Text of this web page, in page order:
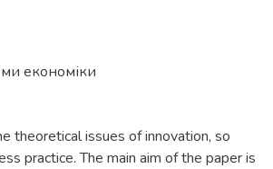
економіки
theoretical issues of innovation, so
practice. The main aim of the paper is